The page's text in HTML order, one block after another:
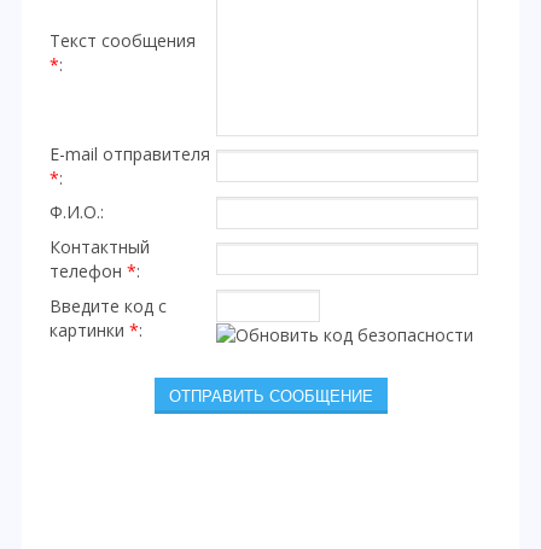
Текст сообщения
*:
E-mail отправителя
*:
Ф.И.О.:
Контактный
телефон *:
Введите код с
картинки *: